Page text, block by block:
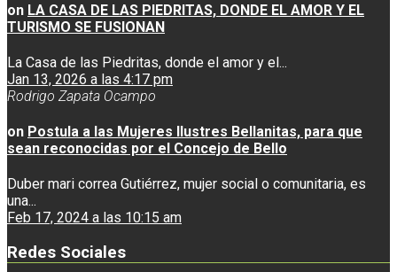
on LA CASA DE LAS PIEDRITAS, DONDE EL AMOR Y EL
TURISMO SE FUSIONAN
La Casa de las Piedritas, donde el amor y el...
Jan 13, 2026 a las 4:17 pm
Rodrigo Zapata Ocampo
on Postula a las Mujeres Ilustres Bellanitas, para que
sean reconocidas por el Concejo de Bello
Duber mari correa Gutiérrez, mujer social o comunitaria, es
una...
Feb 17, 2024 a las 10:15 am
Redes Sociales